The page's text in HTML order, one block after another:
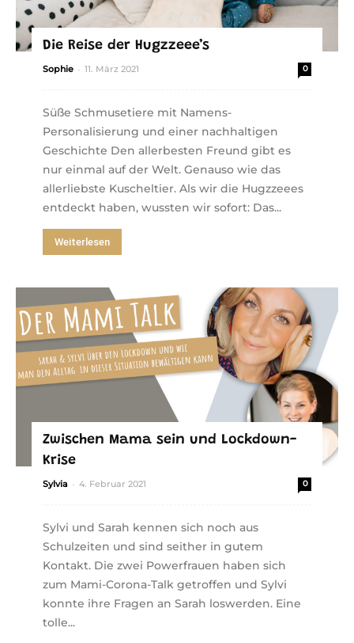
Die Reise der Hugzzeee’s
Sophie - 11. März 2021 0
Süße Schmusetiere mit Namens-
Personalisierung und einer nachhaltigen
Geschichte Den allerbesten Freund gibt es
nur einmal auf der Welt. Genauso wie das
allerliebste Kuscheltier. Als wir die Hugzzeees
entdeckt haben, wussten wir sofort: Das...
Weiterlesen
Zwischen Mama sein und Lockdown-
Krise
Sylvia - 4. Februar 2021 0
Sylvi und Sarah kennen sich noch aus
Schulzeiten und sind seither in gutem
Kontakt. Die zwei Powerfrauen haben sich
zum Mami-Corona-Talk getroffen und Sylvi
konnte ihre Fragen an Sarah loswerden. Eine
tolle...